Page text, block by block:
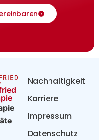
Nachhaltigkeit
Karriere
Impressum
Datenschutz